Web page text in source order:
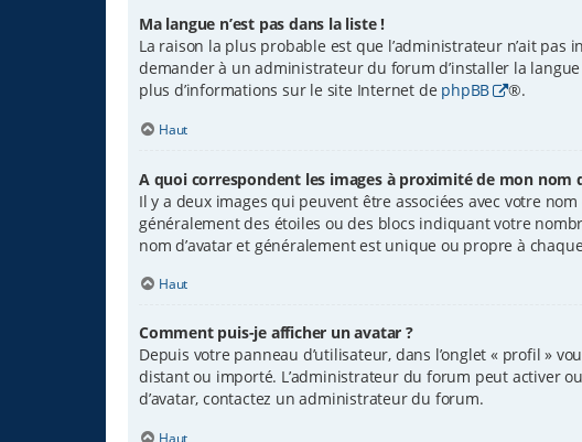
Ma langue n’est pas dans la liste !
La raison la plus probable est que l’administrateur n’ait
demander à un administrateur du forum d’installer la
plus d’informations sur le site Internet de phpBB ®.
Haut
A quoi correspondent les images à proximité de mon nom
Il y a deux images qui peuvent être associées avec votre
généralement des étoiles ou des blocs indiquant votre
nom d’avatar et généralement est unique ou propre à
Haut
Comment puis-je afficher un avatar ?
Depuis votre panneau d’utilisateur, dans l’onglet « profil »
distant ou importé. L’administrateur du forum peut activer
d’avatar, contactez un administrateur du forum.
Haut